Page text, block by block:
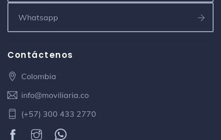
Contáctenos
Colombia
info@moviliaria.co
(+57) 300 433 2770